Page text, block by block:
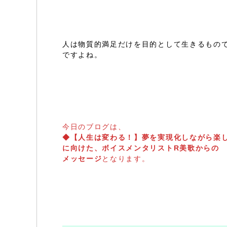
人は物質的満足だけを目的として生きるもの
ですよね。
今日のブログは、
◆【人生は変わる！】夢を実現化しながら楽
に向けた、ボイスメンタリストR美歌からの
メッセージとなります。